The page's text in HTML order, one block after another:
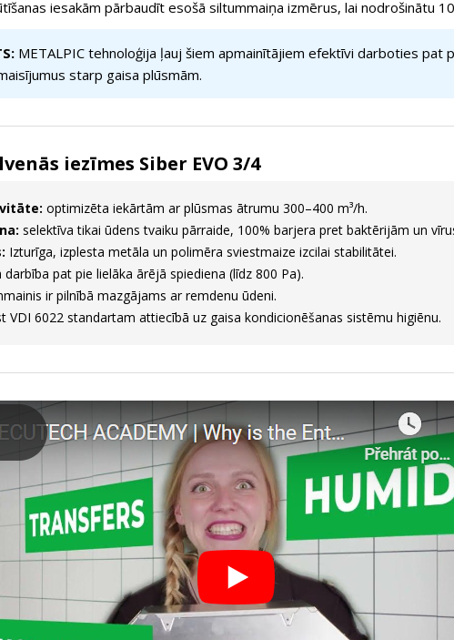
iesakām pārbaudīt esošā siltummaiņa izmērus, lai nodrošinātu
METALPIC tehnoloģija ļauj šiem apmainītājiem efektīvi darboties pat
starp gaisa plūsmām.
iezīmes Siber EVO 3/4
optimizēta iekārtām ar plūsmas ātrumu 300–400 m³/h.
selektīva tikai ūdens tvaiku pārraide, 100% barjera pret baktērijām un
Izturīga, izplesta metāla un polimēra sviestmaize izcilai stabilitātei.
darbība pat pie lielāka ārējā spiediena (līdz 800 Pa).
ir pilnībā mazgājams ar remdenu ūdeni.
VDI 6022 standartam attiecībā uz gaisa kondicionēšanas sistēmu higiēnu.